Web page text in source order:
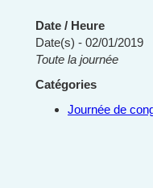
Date / Heure
Date(s) - 02/01/2019
Toute la journée
Catégories
Journée de